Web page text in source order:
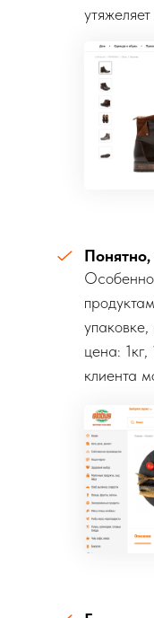
Понятно,
упаковке,
цена:
клиента